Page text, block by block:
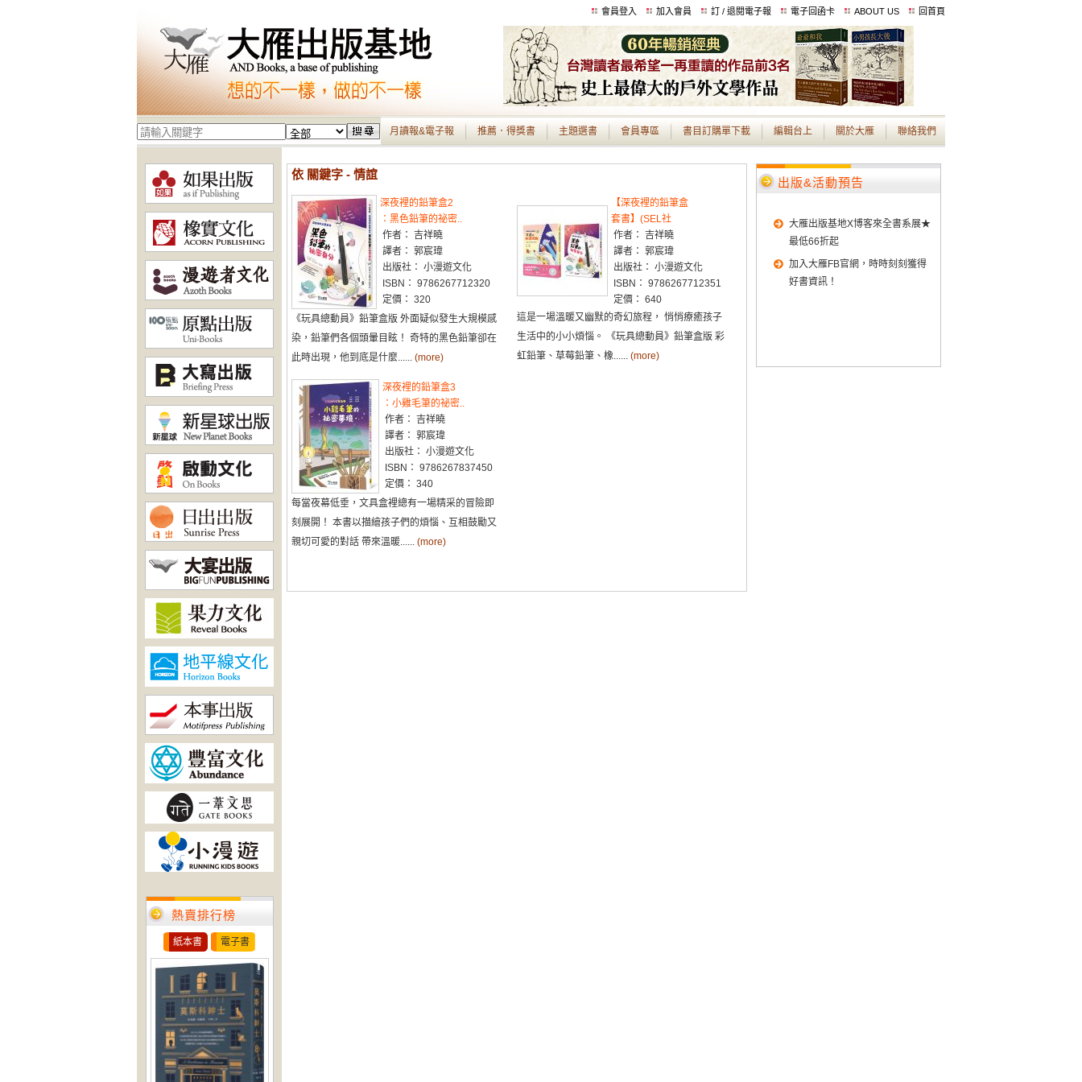
會員登入 加入會員 訂 / 退閱電子報 電子回函卡 ABOUT US 回首頁
月讀報&電子報 推薦．得獎書 主題選書 會員專區 書目訂購單下載 編輯台上 關於大雁 聯絡我們
熱賣排行榜
紙本書 電子書
依 關鍵字 - 情誼
深夜裡的鉛筆盒2
：黑色鉛筆的祕密..
作者： 吉祥曉
譯者： 郭宸瑋
出版社： 小漫遊文化
ISBN： 9786267712320
定價： 320
《玩具總動員》鉛筆盒版 外面疑似發生大規模感
染，鉛筆們各個頭暈目眩！ 奇特的黑色鉛筆卻在
此時出現，他到底是什麼...... (more)
【深夜裡的鉛筆盒
套書】(SEL社
作者： 吉祥曉
譯者： 郭宸瑋
出版社： 小漫遊文化
ISBN： 9786267712351
定價： 640
這是一場溫暖又幽默的奇幻旅程， 悄悄療癒孩子
生活中的小小煩惱。 《玩具總動員》鉛筆盒版 彩
虹鉛筆、草莓鉛筆、橡...... (more)
深夜裡的鉛筆盒3
：小雞毛筆的祕密..
作者： 吉祥曉
譯者： 郭宸瑋
出版社： 小漫遊文化
ISBN： 9786267837450
定價： 340
每當夜幕低垂，文具盒裡總有一場精采的冒險即
刻展開！ 本書以描繪孩子們的煩惱、互相鼓勵又
親切可愛的對話 帶來溫暖...... (more)
出版&活動預告
大雁出版基地X博客來全書系展★
最低66折起
加入大雁FB官網，時時刻刻獲得
好書資訊！